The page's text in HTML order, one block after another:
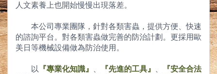
人文素養上也開始慢慢出現落差。
本公司專業團隊，針對各類害蟲，提供方便、快速
的諮詢平台。對各類害蟲做完善的防治計劃。更採用歐
美日等機械設備做為防治使用。
以 『專業化知識』 『先進的工具』
『安全合法